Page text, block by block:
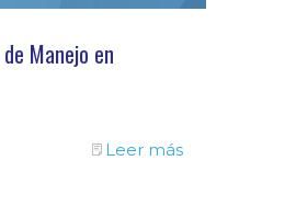
Manejo en
Leer más